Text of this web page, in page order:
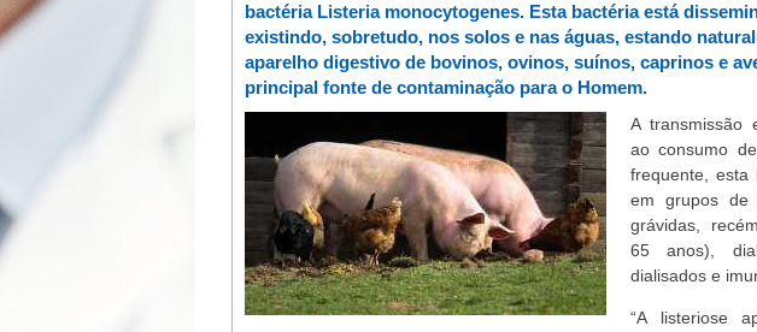
bactéria Listeria monocytogenes. Esta bactéria está
existindo, sobretudo, nos solos e nas águas, estando
aparelho digestivo de bovinos, ovinos, suínos, caprinos e
principal fonte de contaminação para o Homem.
A transmissão
ao consumo
frequente, esta
em grupos de
grávidas,
65 anos),
dialisados e
“A listeriose